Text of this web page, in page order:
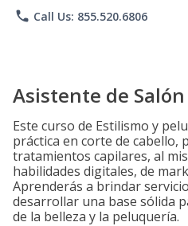
phone Call Us: 855.520.6806
Asistente de
Este curso de Estilismo y
práctica en corte de cabello,
tratamientos capilares, al
habilidades digitales, de
Aprenderás a brindar
desarrollar una base sólida
de la belleza y la peluquería.